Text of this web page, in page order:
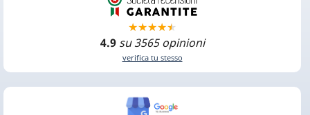
4.9 su 3565 opinioni
verifica tu stesso